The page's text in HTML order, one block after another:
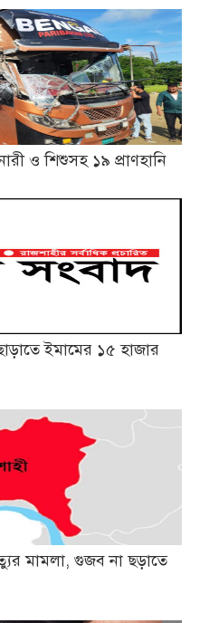
ও শিশুসহ ১৯ প্রাণহানি
ইমামের ১৫ হাজার
মামলা, গুজব না ছড়াতে